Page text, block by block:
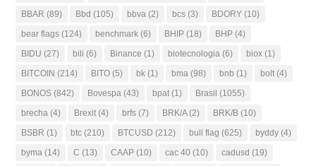
BBAR (89) Bbd (105) bbva (2) bcs (3) BDORY (10)
bear flags (124) benchmark (6) BHIP (18) BHP (4)
BIDU (27) bili (6) Binance (1) biotecnologia (6) biox (1)
BITCOIN (214) BITO (5) bk (1) bma (98) bnb (1) bolt (4)
BONOS (842) Bovespa (43) bpat (1) Brasil (1055)
brecha (4) Brexit (4) brfs (7) BRK/A(2) BRK/B (10)
BSBR (1) btc (210) BTCUSD (212) bull flag (625) byddy (4)
byma (14) C (13) CAAP (10) cac 40 (10) cadusd (19)